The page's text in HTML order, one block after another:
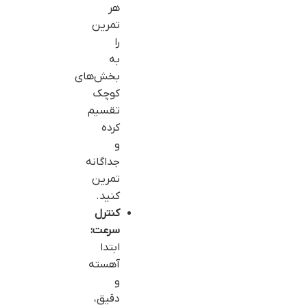
هر
تمرین
را
به
بخش‌های
کوچک
تقسیم
کرده
و
جداگانه
تمرین
کنید.
کنترل
سرعت:
ابتدا
آهسته
و
دقیق،